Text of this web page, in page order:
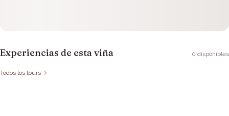
Experiencias de esta viña 0 disponibles
Todos los tours